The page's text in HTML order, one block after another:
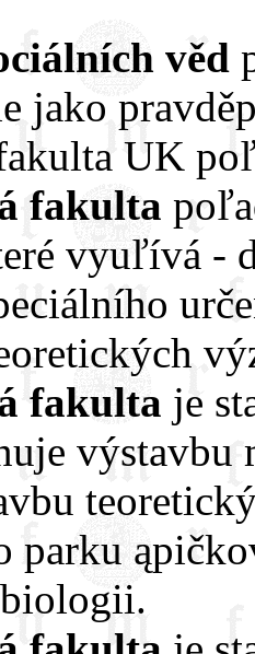
věd
jako
UK
fakulta
vyuľívá -
fakulta je
výstavbu
parku